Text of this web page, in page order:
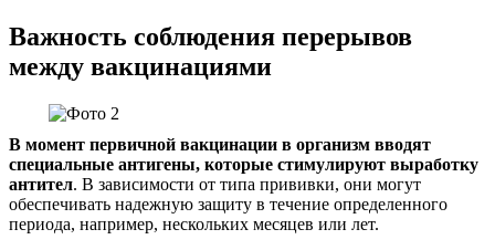
Важность соблюдения перерывов
между вакцинациями
В момент первичной вакцинации в организм вводят
специальные антигены, которые стимулируют выработку
антител. В зависимости от типа прививки, они могут
обеспечивать надежную защиту в течение определенного
периода, например, нескольких месяцев или лет.